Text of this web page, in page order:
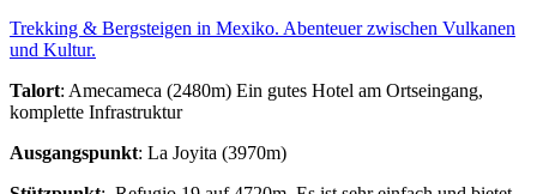
Trekking & Bergsteigen in Mexiko. Abenteuer zwischen Vulkanen
und Kultur.
Talort: Amecameca (2480m) Ein gutes Hotel am Ortseingang,
komplette Infrastruktur
Ausgangspunkt: La Joyita (3970m)